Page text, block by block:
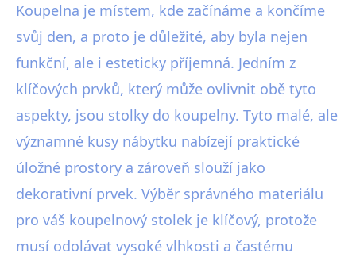
2023
Koupelna je místem, kde začínáme a končíme
svůj den, a proto je důležité, aby byla nejen
funkční, ale i esteticky příjemná. Jedním z
klíčových prvků, který může ovlivnit obě tyto
aspekty, jsou stolky do koupelny. Tyto malé, ale
významné kusy nábytku nabízejí praktické
úložné prostory a zároveň slouží jako
dekorativní prvek. Výběr správného materiálu
pro váš koupelnový stolek je klíčový, protože
musí odolávat vysoké vlhkosti a častému